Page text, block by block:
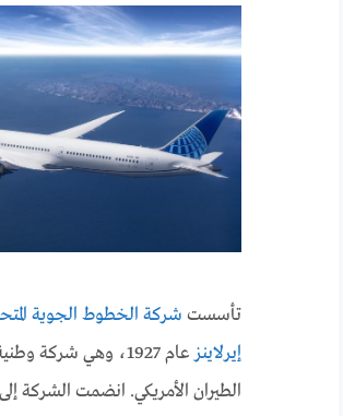
تأسست شركة الخطوط الجوية
إيرلاينز
عام 1927، وهي شركة
الطيران الأمريكي. انضمت الشركة